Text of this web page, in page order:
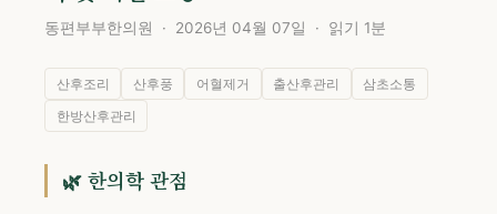
동편부부한의원 · 2026년 04월 07일 · 읽기 1분
산후조리 산후풍 어혈제거 출산후관리
삼초소통
한방산후관리
🌿 한의학 관점